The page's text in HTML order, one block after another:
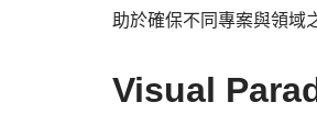
助於確保不同專案與領域
Visual